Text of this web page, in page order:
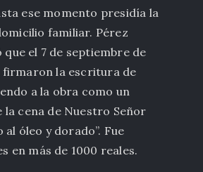
ese momento presidía la
familiar. Pérez
el 7 de septiembre de
firmaron la escritura de
a la obra como un
la cena de Nuestro Señor
óleo y dorado”. Fue
en más de 1000 reales.